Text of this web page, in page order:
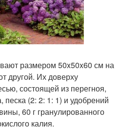
размером 50x50x60 см на
другой. Их доверху
состоящей из перегноя,
(2: 2: 1: 1) и удобрений
60 г гранулированного
калия.